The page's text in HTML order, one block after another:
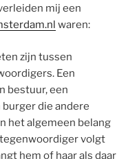
mij een
waren:
zijn tussen
Een
bestuur, een
die andere
het algemeen belang
volgt
hem of haar als daar